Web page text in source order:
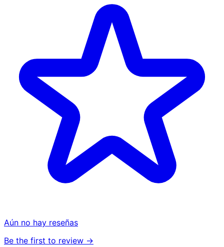
Aún no hay reseñas
Be the first to review →